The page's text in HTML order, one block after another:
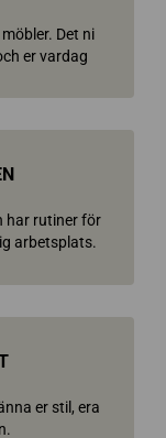
Det ni
er vardag
har rutiner för
arbetsplats.
er stil, era